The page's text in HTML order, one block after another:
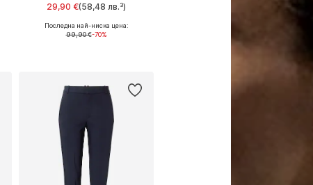
29,90 €(58,48 лв.³)
Налични размери: 34, 36, 40
Последна най-ниска цена:
99,90 €-70%